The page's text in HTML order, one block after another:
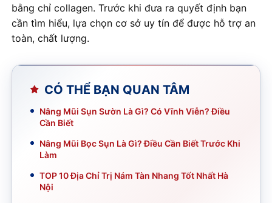
bằng chỉ collagen. Trước khi đưa ra quyết định bạn
cần tìm hiểu, lựa chọn cơ sở uy tín để được hỗ trợ an
toàn, chất lượng.
CÓ THỂ BẠN QUAN TÂM
Nâng Mũi Sụn Sườn Là Gì? Có Vĩnh Viễn? Điều
Cần Biết
Nâng Mũi Bọc Sụn Là Gì? Điều Cần Biết Trước Khi
Làm
TOP 10 Địa Chỉ Trị Nám Tàn Nhang Tốt Nhất Hà
Nội